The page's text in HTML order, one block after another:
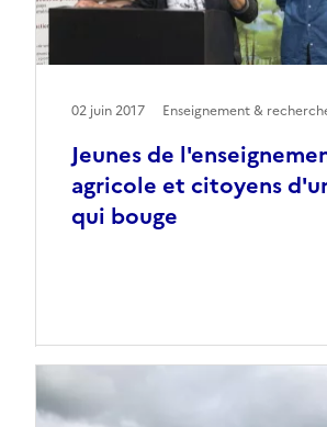
Jeunes de
agricole et citoyens
qui bouge
02 juin 2017 Enseignement &